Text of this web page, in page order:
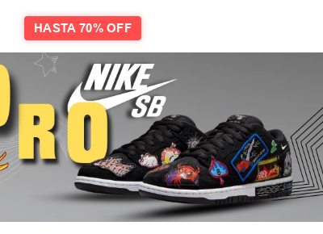
HASTA 70% OFF